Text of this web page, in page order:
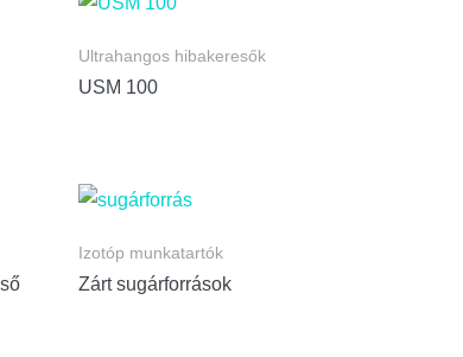
Ultrahangos hibakeresők
USM 100
Izotóp munkatartók
Zárt sugárforrások